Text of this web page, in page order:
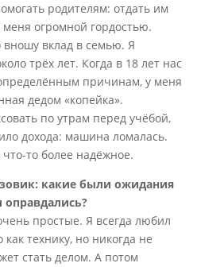
родителям: отдать им
огромной гордостью.
вношу вклад в семью. Я
трёх лет. Когда в 18 лет нас
причинам, у меня
дедом «копейка».
по утрам перед учёбой,
дохода: машина ломалась.
то более надёжное.
какие были ожидания
оправдались?
простые. Я всегда любил
как технику, но никогда не
стать делом. А потом